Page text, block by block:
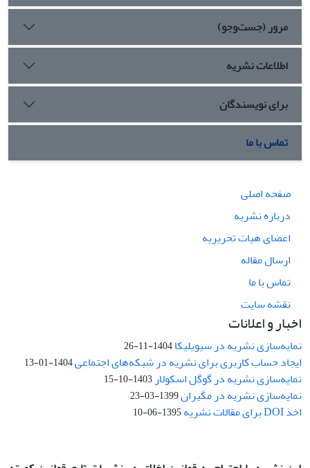
مرور (جست‌وجو)
اطلاعات نشریه
برای نویسندگان
تماس با ما
صفحه اصلی
درباره نشریه
اعضای هیات تحریریه
ارسال مقاله
تماس با ما
نقشه سایت
اخبار و اعلانات
نمایه‌سازی نشریه در سیویلیکا1404-11-26
ایجاد حساب کاربری برای نشریه در شبکه‌های اجتماعی1404-01-13
نمایه‌سازی نشریه در گوگل اسکولار1403-10-15
نمایه‌سازی نشریه در مگیران1399-03-23
اخذ DOI برای مقالات نشریه 1395-06-10